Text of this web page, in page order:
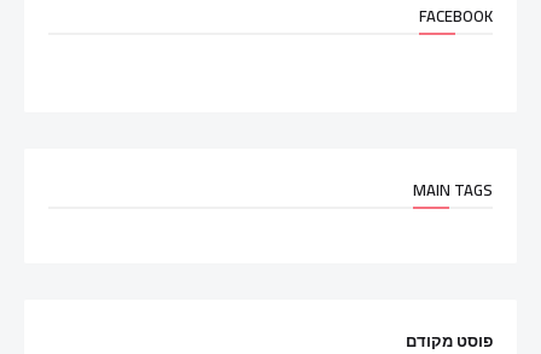
FACEBOOK
MAIN TAGS
פוסט מקודם